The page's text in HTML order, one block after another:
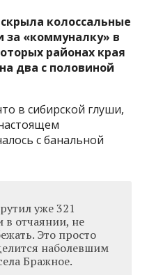
колоссальные
«коммуналку» в
районах края
два с половиной
в сибирской глуши,
с банальной
уже 321
отчаянии, не
Это просто
наболевшим
Бражное.